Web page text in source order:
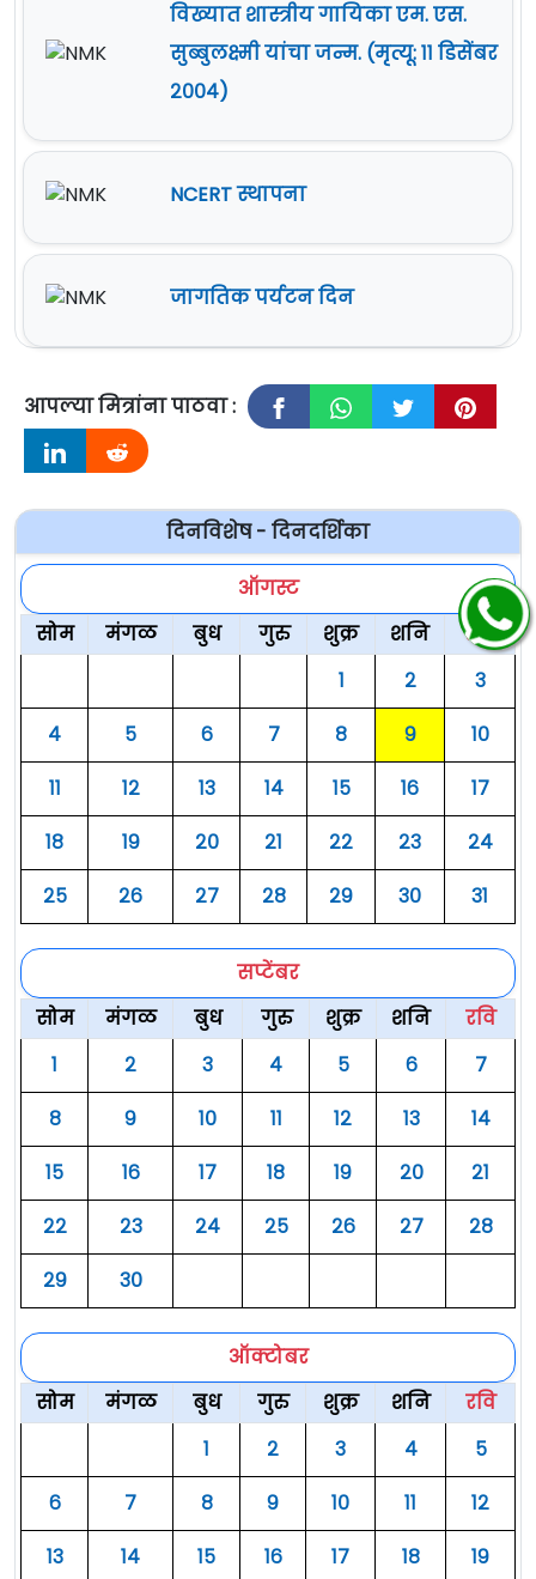
विख्यात शास्त्रीय गायिका एम. एस.
सुब्बुलक्ष्मी यांचा जन्म. (मृत्यू: ११ डिसेंबर
२००४)
NCERT स्थापना
जागतिक पर्यटन दिन
आपल्या मित्रांना पाठवा :
दिनविशेष - दिनदर्शिका
ऑगस्ट
सोम
मंगळ बुध गुरु शुक्र शनि
रवि
१
२
३
४
५ ६ ७ ८ ९
१०
११
१२ १३ १४ १५ १६
१७
१८
१९ २० २१ २२ २३
२४
२५
२६ २७ २८ २९ ३० ३१
सप्टेंबर
सोम
मंगळ बुध गुरु शुक्र शनि
रवि
१
२ ३ ४ ५ ६
७
८
९ १० ११ १२ १३
१४
१५
१६ १७ १८ १९ २०
२१
२२
२३ २४ २५ २६ २७
२८
२९
३०
ऑक्टोबर
सोम
मंगळ बुध गुरु शुक्र शनि
रवि
१
२ ३ ४
५
६
७ ८ ९ १० ११
१२
१३
१४ १५ १६ १७ १८
१९